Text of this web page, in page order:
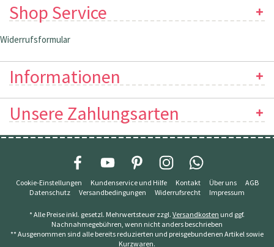
Shop Service
Widerrufsformular
Informationen
Unsere Zahlungsarten
Cookie-Einstellungen Kundenservice und Hilfe Kontakt Über uns
AGB
Datenschutz
Versandbedingungen Widerrufsrecht Impressum
* Alle Preise inkl. gesetzl. Mehrwertsteuer zzgl. Versandkosten und ggf.
Nachnahmegebühren, wenn nicht anders beschrieben
** Ausgenommen sind alle bereits reduzierten und preisgebundenen Artikel sowie
Kurzwaren.